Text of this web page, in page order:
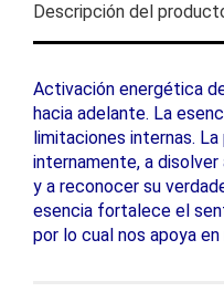
Descripción del
Activación energética
hacia adelante. La
limitaciones internas.
internamente, a
y a reconocer su
esencia fortalece el
por lo cual nos apoya